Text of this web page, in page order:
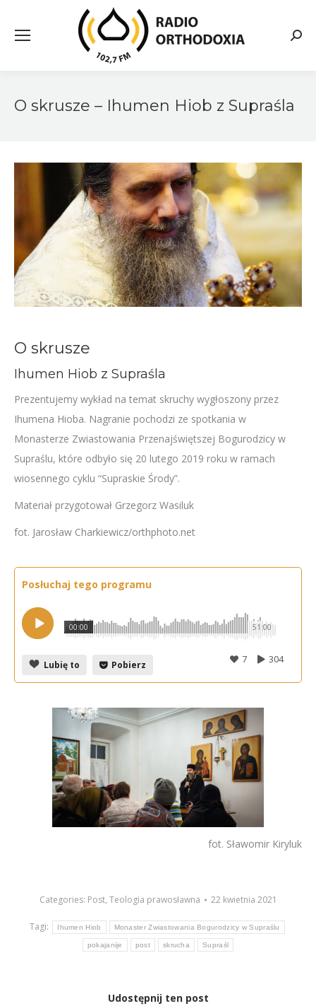
O skrusze – Ihumen Hiob z Supraśla
O skrusze
Ihumen Hiob z Supraśla
Prezentujemy wykład na temat skruchy wygłoszony przez
Ihumena Hioba. Nagranie pochodzi ze spotkania w
Monasterze Zwiastowania Przenajświętszej Bogurodzicy w
Supraślu, które odbyło się 20 lutego 2019 roku w ramach
wiosennego cyklu “Supraskie Środy”.
Materiał przygotował Grzegorz Wasiluk
fot. Jarosław Charkiewicz/orthphoto.net
Posłuchaj tego programu
51:00
00:00
Lubię to Pobierz 304
7
fot. Sławomir Kiryluk
Categories: Post, Teologia prawosławna 22 kwietnia 2021
Tagi: Ihumen Hiob Monaster Zwiastowania Bogurodzicy w Supraślu
pokajanije post skrucha Supraśl
Udostępnij ten post